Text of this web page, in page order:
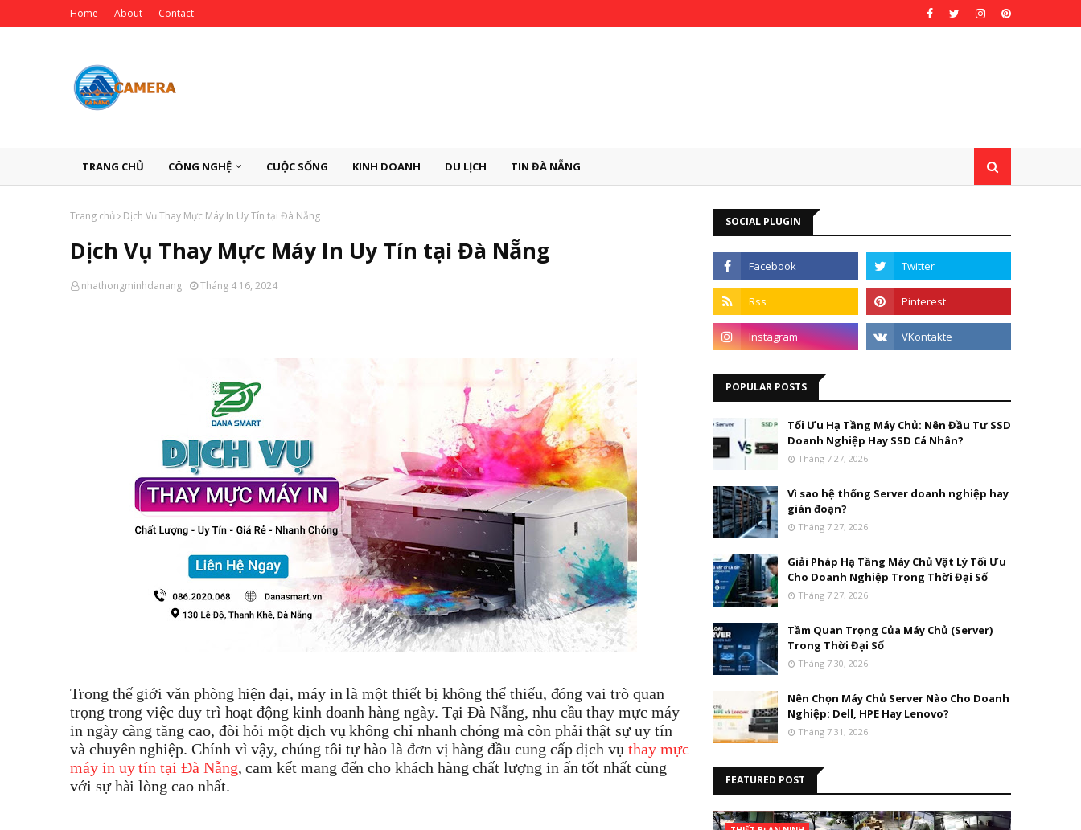
Home About Contact
TRANG CHỦ CÔNG NGHỆ CUỘC SỐNG KINH DOANH DU LỊCH TIN ĐÀ NẴNG
Trang chủ Dịch Vụ Thay Mực Máy In Uy Tín tại Đà Nẵng
Dịch Vụ Thay Mực Máy In Uy Tín tại Đà Nẵng
nhathongminhdanang Tháng 4 16, 2024
Trong thế giới văn phòng hiện đại, máy in là một thiết bị không thể thiếu, đóng vai trò quan
trọng trong việc duy trì hoạt động kinh doanh hàng ngày. Tại Đà Nẵng, nhu cầu thay mực máy
in ngày càng tăng cao, đòi hỏi một dịch vụ không chỉ nhanh chóng mà còn phải thật sự uy tín
và chuyên nghiệp. Chính vì vậy, chúng tôi tự hào là đơn vị hàng đầu cung cấp dịch vụ thay mực
máy in uy tín tại Đà Nẵng, cam kết mang đến cho khách hàng chất lượng in ấn tốt nhất cùng
với sự hài lòng cao nhất.
SOCIAL PLUGIN
POPULAR POSTS
Tối Ưu Hạ Tầng Máy Chủ: Nên Đầu Tư SSD
Doanh Nghiệp Hay SSD Cá Nhân?
Tháng 7 27, 2026
Vì sao hệ thống Server doanh nghiệp hay
gián đoạn?
Tháng 7 27, 2026
Giải Pháp Hạ Tầng Máy Chủ Vật Lý Tối Ưu
Cho Doanh Nghiệp Trong Thời Đại Số
Tháng 7 27, 2026
Tầm Quan Trọng Của Máy Chủ (Server)
Trong Thời Đại Số
Tháng 7 30, 2026
Nên Chọn Máy Chủ Server Nào Cho Doanh
Nghiệp: Dell, HPE Hay Lenovo?
Tháng 7 31, 2026
FEATURED POST